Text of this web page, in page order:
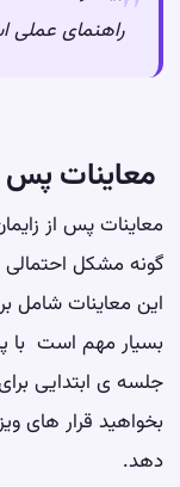
راهنمای عملی
معاینات پس
معاینات پس از
گونه مشکل
این معاینات
بسیار مهم است با
جلسه ی ابتدایی
بخواهید قرار های
دهد.